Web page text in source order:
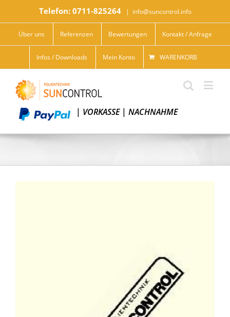
Telefon: 0711-825264 | info@suncontrol.info
Über uns Referenzen Bewertungen Kontakt / Anfrage
Infos / Downloads Mein Konto WARENKORB
| VORKASSE| NACHNAHME